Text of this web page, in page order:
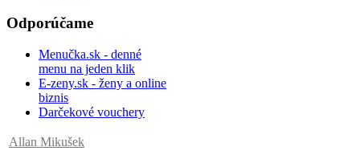
Odporúčame
Menučka.sk - denné
menu na jeden klik
E-zeny.sk - ženy a online
biznis
Darčekové vouchery
Allan Mikušek